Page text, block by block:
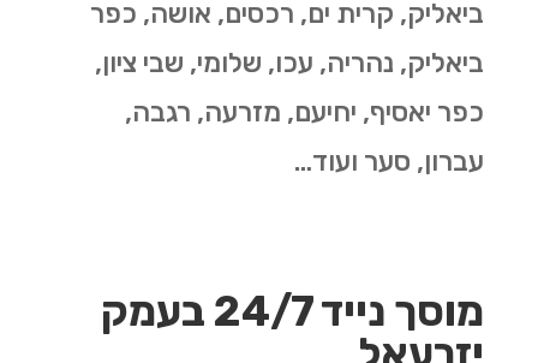
ביאליק, קרית ים, רכסים, אושה, כפר
ביאליק, נהריה, עכו, שלומי, שבי ציון,
כפר יאסיף, יחיעם, מזרעה, רגבה,
עברון, סער ועוד…
מוסך נייד 24/7 בעמק